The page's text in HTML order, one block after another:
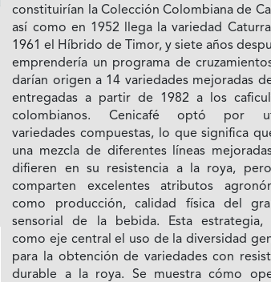
constituirían la Colección Colombiana de
así como en 1952 llega la variedad
1961 el Híbrido de Timor, y siete años
emprendería un programa de
darían origen a 14 variedades mejoradas
entregadas a partir de 1982 a los
colombianos. Cenicafé optó por
variedades compuestas, lo que significa
una mezcla de diferentes líneas
difieren en su resistencia a la roya,
comparten excelentes atributos
como producción, calidad física del
sensorial de la bebida. Esta estrategia,
como eje central el uso de la diversidad
para la obtención de variedades con
durable a la roya. Se muestra cómo